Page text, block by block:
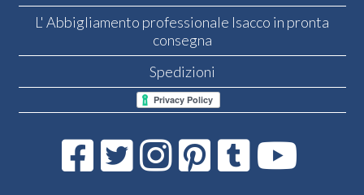
L' Abbigliamento professionale Isacco in pronta
consegna
Spedizioni